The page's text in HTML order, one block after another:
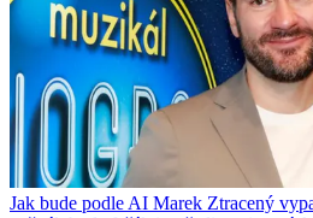
Jak bude podle AI Marek Ztracený